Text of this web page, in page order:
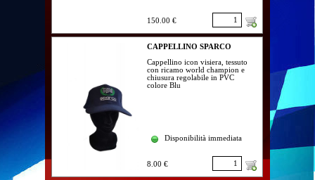
150.00 €
CAPPELLINO SPARCO
Cappellino icon visiera, tessuto
con ricamo world champion e
chiusura regolabile in PVC
colore Blu
Disponibilità immediata
8.00 €